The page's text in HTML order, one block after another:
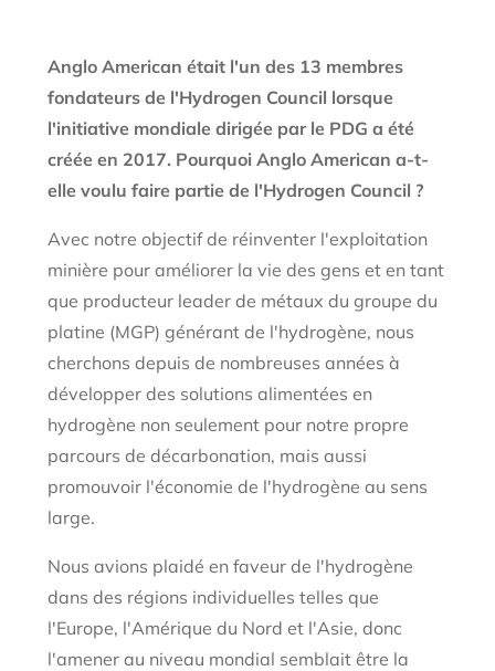
Anglo American était l'un des 13 membres
fondateurs de l'Hydrogen Council lorsque
l'initiative mondiale dirigée par le PDG a été
créée en 2017. Pourquoi Anglo American a-t-
elle voulu faire partie de l'Hydrogen Council ?
Avec notre objectif de réinventer l'exploitation
minière pour améliorer la vie des gens et en tant
que producteur leader de métaux du groupe du
platine (MGP) générant de l'hydrogène, nous
cherchons depuis de nombreuses années à
développer des solutions alimentées en
hydrogène non seulement pour notre propre
parcours de décarbonation, mais aussi
promouvoir l'économie de l'hydrogène au sens
large.
Nous avions plaidé en faveur de l'hydrogène
dans des régions individuelles telles que
l'Europe, l'Amérique du Nord et l'Asie, donc
l'amener au niveau mondial semblait être la